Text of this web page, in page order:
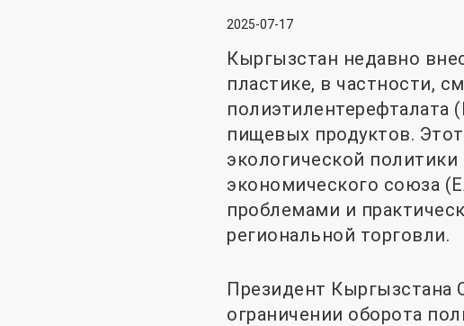
2025-07-17
Кыргызстан недавно
пластике, в частности,
полиэтилентерефталата
пищевых продуктов.
экологической
экономического союза
проблемами и
региональной торговли.
Президент Кыргызстана
ограничении оборота